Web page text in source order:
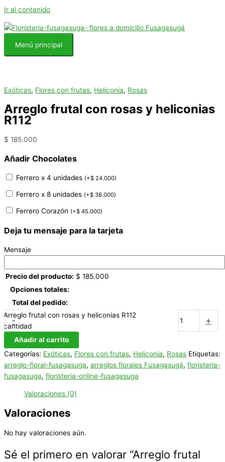
Ir al contenido
Menú principal
Exóticas, Flores con frutas, Heliconia, Rosas
Arreglo frutal con rosas y heliconias
R112
$ 185.000
Añadir Chocolates
Ferrero x 4 unidades (+$ 24.000)
Ferrero x 8 unidades (+$ 38.000)
Ferrero Corazón (+$ 45.000)
Deja tu mensaje para la tarjeta
Mensaje
Precio del producto: $ 185.000
Opciones totales:
Total del pedido:
-
Arreglo frutal con rosas y heliconias R112
cantidad
+
Añadir al carrito
Categorías: Exóticas, Flores con frutas, Heliconia, Rosas Etiquetas:
arreglo-floral-fusagasuga, arreglos florales Fusagasugá, floristeria-
fusagasuga, floristeria-online-fusagasuga
Valoraciones (0)
Valoraciones
No hay valoraciones aún.
Sé el primero en valorar “Arreglo frutal